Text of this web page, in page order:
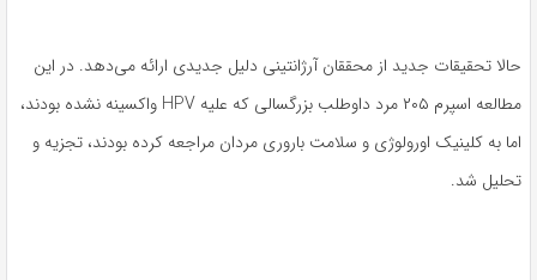
حالا تحقیقات جدید از محققان آرژانتینی دلیل جدیدی ارائه می‌دهد. در این
مطالعه اسپرم ۲۰۵ مرد داوطلب بزرگسالی که علیه HPV واکسینه نشده بودند،
اما به کلینیک اورولوژی و سلامت باروری مردان مراجعه کرده بودند، تجزیه و
تحلیل شد.